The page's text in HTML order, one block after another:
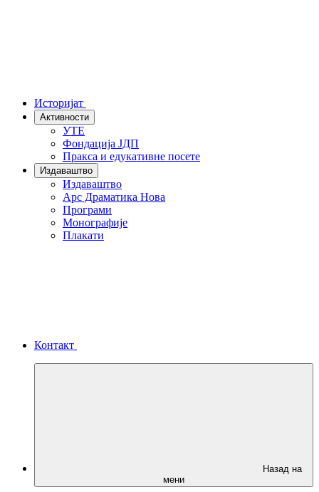
Историјат
Активности
УТЕ
Фондација ЈДП
Пракса и едукативне посете
Издаваштво
Издаваштво
Арс Драматика Нова
Програми
Монографије
Плакати
Контакт
Назад на
мени